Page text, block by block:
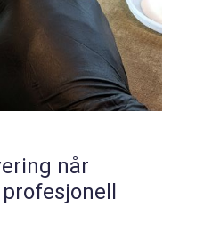
når